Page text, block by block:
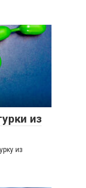
из
из